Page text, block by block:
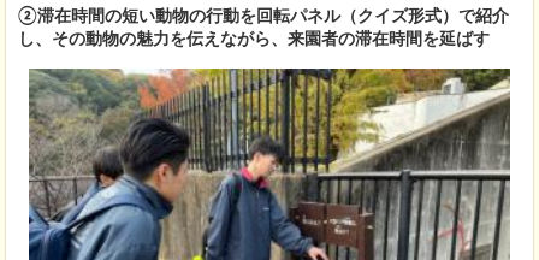
②滞在時間の短い動物の行動を回転パネル（クイズ形式）で紹介
し、その動物の魅力を伝えながら、来園者の滞在時間を延ばす